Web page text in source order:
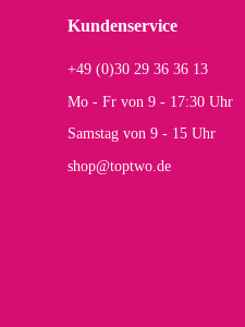
Blue 055
Navy
Kundenservice
+49 (0)30 29 36 36 13
Mo - Fr von 9 - 17:30 Uhr
Samstag von 9 - 15 Uhr
shop@toptwo.de